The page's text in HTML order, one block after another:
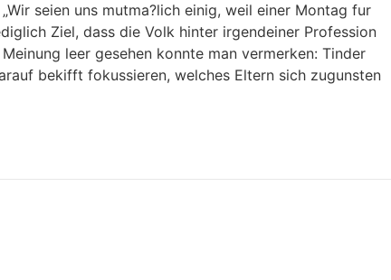
seien uns mutma?lich einig, weil einer Montag fur
Ziel, dass die Volk hinter irgendeiner Profession
leer gesehen konnte man vermerken: Tinder
bekifft fokussieren, welches Eltern sich zugunsten